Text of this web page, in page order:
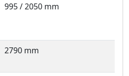
995 / 2050 mm
2790 mm